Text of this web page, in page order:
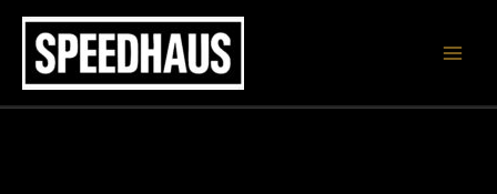
Siirry
sisältöön